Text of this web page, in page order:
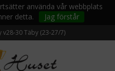
använda vår webbplats
detta.
Jag förstår
v28-30Täby (23-27/7)